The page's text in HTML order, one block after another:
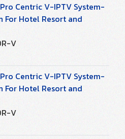
Centric V-IPTV System-
For Hotel Resort and
V
Centric V-IPTV System-
For Hotel Resort and
V